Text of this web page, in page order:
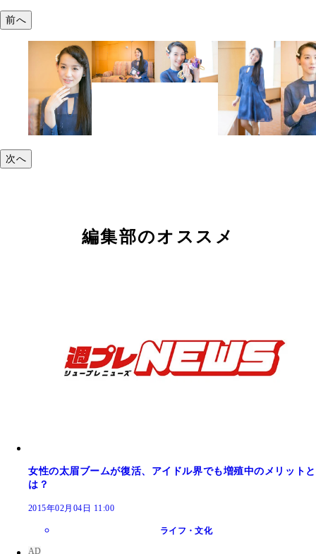
前へ
次へ
編集部のオススメ
女性の太眉ブームが復活、アイドル界でも増殖中のメリットと
は？
2015年02月04日 11:00
ライフ・文化